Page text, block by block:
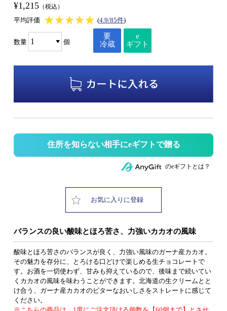
¥1,215 （税込）
平均評価 ★★★★★
★★★★★ (4.9/85件)
数量 個
要
冷蔵
e
ギフト
住所を知らない相手にeギフトで贈る
のeギフトとは？
お気に入りに登録
バランスの良い酸味とほろ苦さ、力強いカカオの風味
酸味とほろ苦さのバランスが良く、力強い風味のガーナ産カカオ。
その魅力を存分に、とろける口どけで楽しめる生チョコレートで
す。お酒を一切使わず、甘みも抑えているので、後味まで続いてい
くカカオの風味を味わうことができます。北海道の生クリームとと
け合う、ガーナ産カカオのビターなおいしさをストレートに感じて
ください。